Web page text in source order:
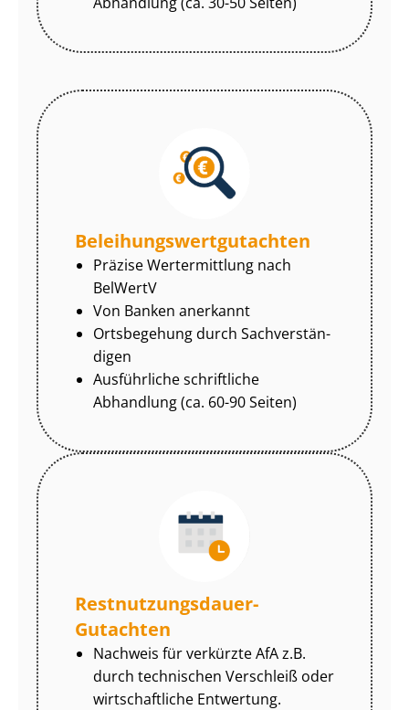
Be­lei­hungs­wert­gut­ach­ten
Präzise Wertermittlung nach
BelWertV
Von Banken anerkannt
Ortsbegehung durch Sach­ver­stän­
di­gen
Ausführliche schriftliche
Abhandlung (ca. 60-90 Seiten)
Rest­nut­zungs­dau­er-
Gutachten
Nachweis für verkürzte AfA z.B.
durch technischen Verschleiß oder
wirtschaftliche Entwertung.